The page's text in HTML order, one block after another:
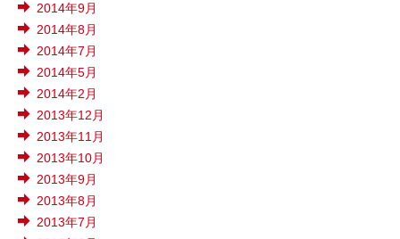
2014年9月
2014年8月
2014年7月
2014年5月
2014年2月
2013年12月
2013年11月
2013年10月
2013年9月
2013年8月
2013年7月